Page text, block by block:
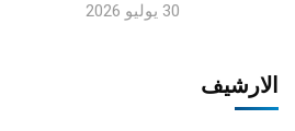
30 يوليو 2026
الارشيف